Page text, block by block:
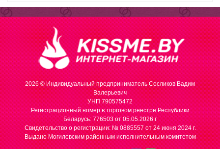
2026 © Индивидуальный предприниматель Сесликов Вадим
Валерьевич
УНП 790575472
Регистрационный номер в торговом реестре Республики
Беларусь: 776503 от 05.05.2026 г
Cвидетельство о регистрации: № 0885557 от 24 июня 2024 г.
Выдано Могилевским районным исполнительным комитетом